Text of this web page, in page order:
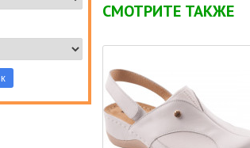
СМОТРИТЕ ТАКЖЕ